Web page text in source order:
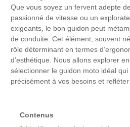
Que vous soyez un fervent adepte
passionné de vitesse ou un
exigeants, le bon guidon peut
de conduite. Cet élément, souvent
rôle déterminant en termes
d’esthétique. Nous allons explorer
sélectionner le guidon moto idéal
précisément à vos besoins et
Contenus